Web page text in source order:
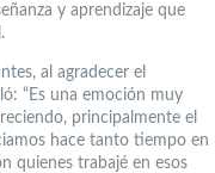
y aprendizaje que
al agradecer el
“Es una emoción muy
principalmente el
hace tanto tiempo en
quienes trabajé en esos